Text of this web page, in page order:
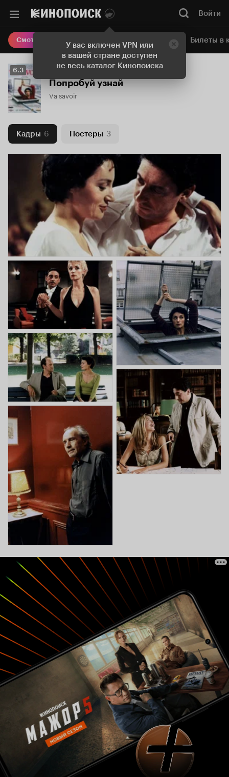
У вас включен VPN или
в вашей стране доступен
не весь каталог Кинопоиска
Войти
Смотреть кино Онлайн-кинотеатр Билеты в
Рейтинг
Кинопоиска
6.3
6.3
Попробуй узнай
Va savoir
Кадры 6 Постеры 3